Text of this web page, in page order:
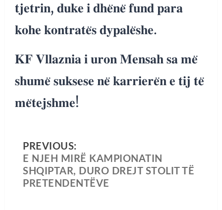
𝐭𝐣𝐞𝐭𝐫𝐢𝐧, 𝐝𝐮𝐤𝐞 𝐢 𝐝𝐡𝐞̈𝐧𝐞̈ 𝐟𝐮𝐧𝐝 𝐩𝐚𝐫𝐚
𝐤𝐨𝐡𝐞 𝐤𝐨𝐧𝐭𝐫𝐚𝐭𝐞̈𝐬 𝐝𝐲𝐩𝐚𝐥𝐞̈𝐬𝐡𝐞.
𝐊𝐅 𝐕𝐥𝐥𝐚𝐳𝐧𝐢𝐚 𝐢 𝐮𝐫𝐨𝐧 𝐌𝐞𝐧𝐬𝐚𝐡 𝐬𝐚 𝐦𝐞̈
𝐬𝐡𝐮𝐦𝐞̈ 𝐬𝐮𝐤𝐬𝐞𝐬𝐞 𝐧𝐞̈ 𝐤𝐚𝐫𝐫𝐢𝐞𝐫𝐞̈𝐧 𝐞 𝐭𝐢𝐣 𝐭𝐞̈
𝐦𝐞̈𝐭𝐞𝐣𝐬𝐡𝐦𝐞!
PREVIOUS:
E NJEH MIRË KAMPIONATIN
SHQIPTAR, DURO DREJT STOLIT TË
PRETENDENTËVE